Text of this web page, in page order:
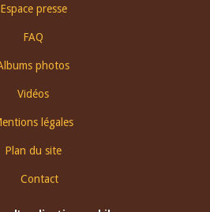
Espace presse
FAQ
photos
Vidéos
légales
Plan du site
Contact